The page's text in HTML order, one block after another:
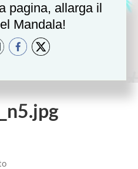
pagina, allarga il
Mandala!